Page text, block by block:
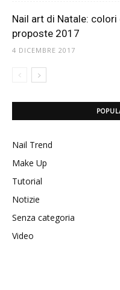
Nail art di Natale:
proposte 2017
4 DICEMBRE 2017
Nail Trend
Make Up
Tutorial
Notizie
Senza categoria
Video